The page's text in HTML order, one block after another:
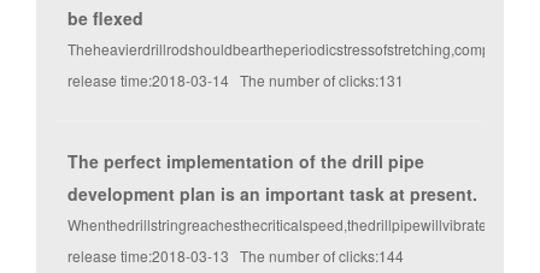
be flexed
release time:2018-03-14 The number of clicks:131
The perfect implementation of the drill pipe
development plan is an important task at present.
release time:2018-03-13 The number of clicks:144